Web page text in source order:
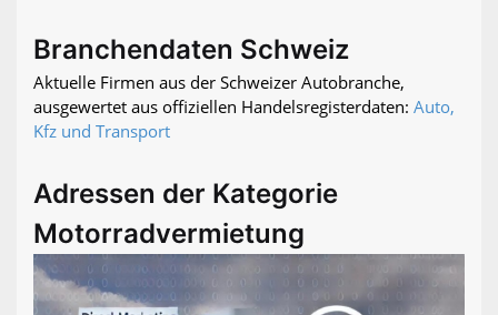
Branchendaten Schweiz
Aktuelle Firmen aus der Schweizer Autobranche,
ausgewertet aus offiziellen Handelsregisterdaten: Auto,
Kfz und Transport
Adressen der Kategorie
Motorradvermietung